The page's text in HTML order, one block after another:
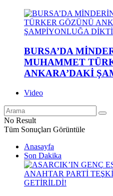
BURSA’DA
MUHAMMET
ANKARA’DAKİ
Video
No Result
Tüm Sonuçları Görüntüle
Anasayfa
Son Dakika